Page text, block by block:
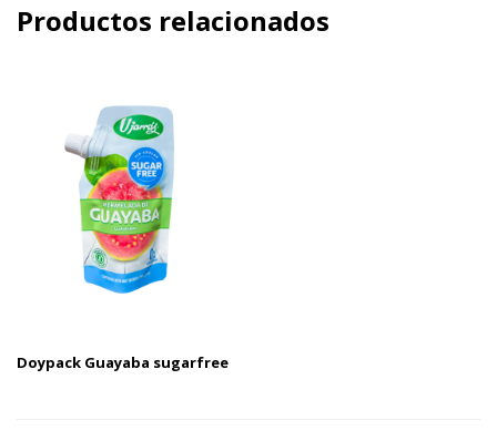
Productos relacionados
Doypack Guayaba sugarfree